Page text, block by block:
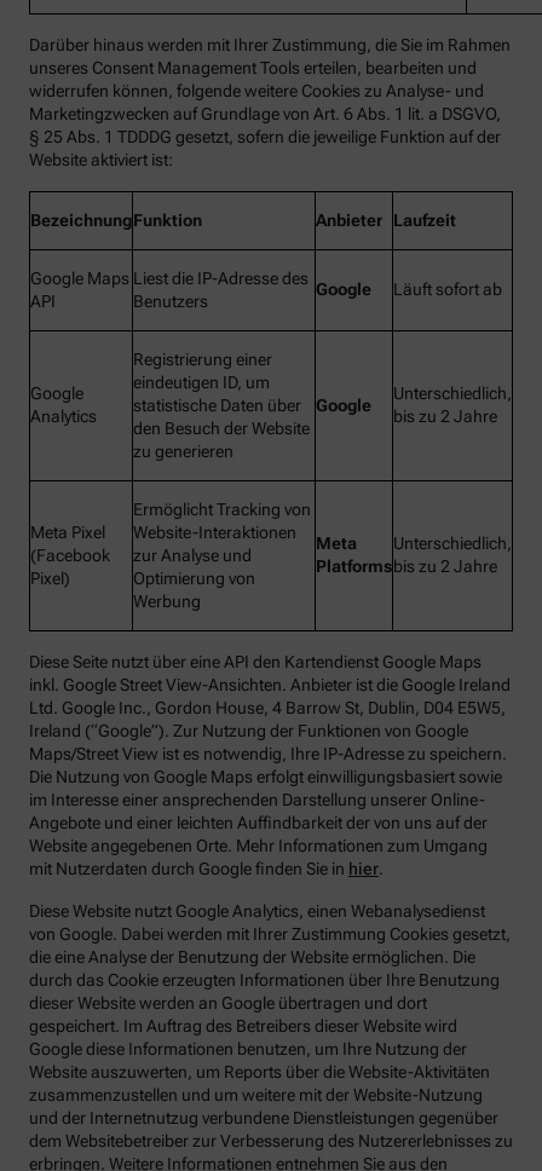
Darüber hinaus werden mit Ihrer Zustimmung, die Sie im Rahmen
unseres Consent Management Tools erteilen, bearbeiten und
widerrufen können, folgende weitere Cookies zu Analyse- und
Marketingzwecken auf Grundlage von Art. 6 Abs. 1 lit. a DSGVO,
§ 25 Abs. 1 TDDDG gesetzt, sofern die jeweilige Funktion auf der
Website aktiviert ist:
BezeichnungFunktion Anbieter Laufzeit
Google Maps
API
Liest die IP-Adresse des
Benutzers
Google Läuft sofort ab
Google
Analytics
Registrierung einer
eindeutigen ID, um
statistische Daten über
den Besuch der Website
zu generieren
Google
Unterschiedlich,
bis zu 2 Jahre
Meta Pixel
(Facebook
Pixel)
Ermöglicht Tracking von
Website-Interaktionen
zur Analyse und
Optimierung von
Werbung
Meta
Platforms
Unterschiedlich,
bis zu 2 Jahre
Diese Seite nutzt über eine API den Kartendienst Google Maps
inkl. Google Street View-Ansichten. Anbieter ist die Google Ireland
Ltd. Google Inc., Gordon House, 4 Barrow St, Dublin, D04 E5W5,
Ireland (“Google”). Zur Nutzung der Funktionen von Google
Maps/Street View ist es notwendig, Ihre IP-Adresse zu speichern.
Die Nutzung von Google Maps erfolgt einwilligungsbasiert sowie
im Interesse einer ansprechenden Darstellung unserer Online-
Angebote und einer leichten Auffindbarkeit der von uns auf der
Website angegebenen Orte. Mehr Informationen zum Umgang
mit Nutzerdaten durch Google finden Sie in hier.
Diese Website nutzt Google Analytics, einen Webanalysedienst
von Google. Dabei werden mit Ihrer Zustimmung Cookies gesetzt,
die eine Analyse der Benutzung der Website ermöglichen. Die
durch das Cookie erzeugten Informationen über Ihre Benutzung
dieser Website werden an Google übertragen und dort
gespeichert. Im Auftrag des Betreibers dieser Website wird
Google diese Informationen benutzen, um Ihre Nutzung der
Website auszuwerten, um Reports über die Website-Aktivitäten
zusammenzustellen und um weitere mit der Website-Nutzung
und der Internetnutzug verbundene Dienstleistungen gegenüber
dem Websitebetreiber zur Verbesserung des Nutzererlebnisses zu
erbringen. Weitere Informationen entnehmen Sie aus den